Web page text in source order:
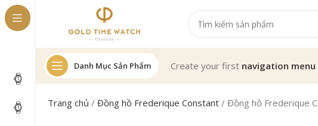
Danh Mục Sản Phẩm Create your first navigation menu
Trang chủ /Đồng hồ Frederique Constant /Đồng hồ Frederique